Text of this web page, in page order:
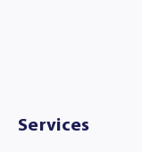
Services